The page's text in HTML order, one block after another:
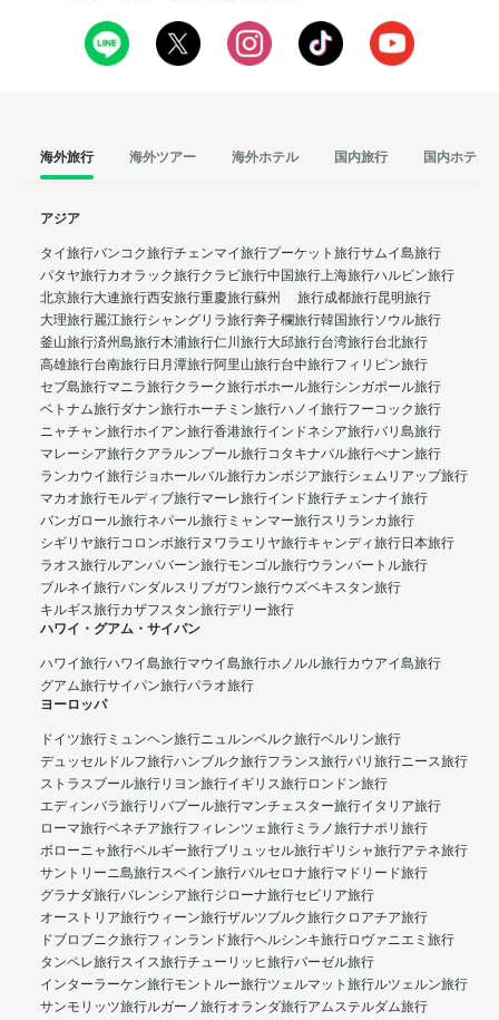
海外旅行 海外ツアー 海外ホテル 国内旅行 国内ホテル
アジア
タイ旅行バンコク旅行チェンマイ旅行プーケット旅行サムイ島旅行
パタヤ旅行カオラック旅行クラビ旅行中国旅行上海旅行ハルビン旅行
北京旅行大連旅行西安旅行重慶旅行蘇州 旅行成都旅行昆明旅行
大理旅行麗江旅行シャングリラ旅行奔子欄旅行韓国旅行ソウル旅行
釜山旅行済州島旅行木浦旅行仁川旅行大邱旅行台湾旅行台北旅行
高雄旅行台南旅行日月潭旅行阿里山旅行台中旅行フィリピン旅行
セブ島旅行マニラ旅行クラーク旅行ボホール旅行シンガポール旅行
ベトナム旅行ダナン旅行ホーチミン旅行ハノイ旅行フーコック旅行
ニャチャン旅行ホイアン旅行香港旅行インドネシア旅行バリ島旅行
マレーシア旅行クアラルンプール旅行コタキナバル旅行ぺナン旅行
ランカウイ旅行ジョホールバル旅行カンボジア旅行シェムリアップ旅行
マカオ旅行モルディブ旅行マーレ旅行インド旅行チェンナイ旅行
バンガロール旅行ネパール旅行 ミャンマー旅行スリランカ旅行
シギリヤ旅行コロンボ旅行ヌワラエリヤ旅行キャンディ旅行日本旅行
ラオス旅行ルアンパバーン旅行モンゴル旅行ウランバートル旅行
ブルネイ旅行バンダルスリブガワン旅行ウズベキスタン旅行
キルギス旅行カザフスタン旅行デリー旅行
ハワイ・グアム・サイパン
ハワイ旅行ハワイ島旅行マウイ島旅行ホノルル旅行カウアイ島旅行
グアム旅行サイパン旅行パラオ旅行
ヨーロッパ
ドイツ旅行 ミュンヘン旅行ニュルンベルク旅行ベルリン旅行
デュッセルドルフ旅行ハンブルク旅行フランス旅行パリ旅行ニース旅行
ストラスブール旅行リヨン旅行イギリス旅行ロンドン旅行
エディンバラ旅行リバプール旅行マンチェスター旅行イタリア旅行
ローマ旅行ベネチア旅行フィレンツェ旅行 ミラノ旅行ナポリ旅行
ボローニャ旅行ベルギー旅行ブリュッセル旅行ギリシャ旅行アテネ旅行
サントリーニ島旅行スペイン旅行バルセロナ旅行マドリード旅行
グラナダ旅行バレンシア旅行ジローナ旅行セビリア旅行
オーストリア旅行ウィーン旅行ザルツブルク旅行クロアチア旅行
ドブロブニク旅行フィンランド旅行ヘルシンキ旅行ロヴァニエミ旅行
タンペレ旅行スイス旅行チューリッヒ旅行バーゼル旅行
インターラーケン旅行モントルー旅行ツェルマット旅行ルツェルン旅行
サンモリッツ旅行ルガーノ旅行オランダ旅行アムステルダム旅行